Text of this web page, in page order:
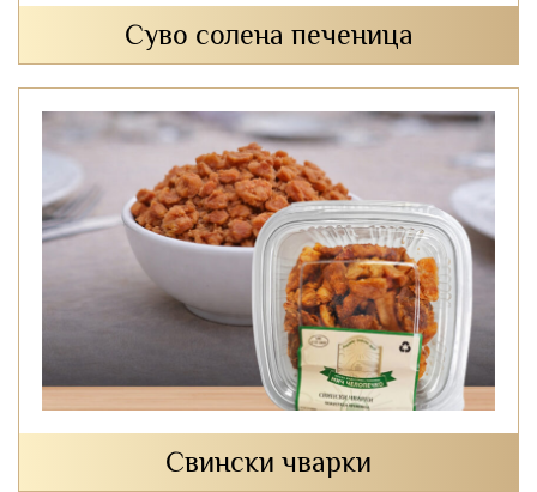
Суво солена печеница
Свински чварки